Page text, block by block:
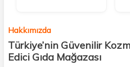
Hakkımızda
Türkiye’nin Güvenilir
Edici Gıda Mağazası